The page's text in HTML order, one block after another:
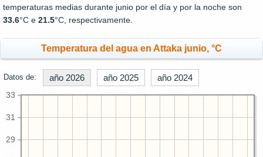
temperaturas medias durante junio por el día y por la noche son
33.6°C e 21.5°C, respectivamente.
Temperatura del agua en Attaka junio, °C
Datos de: año 2026 año 2025 año 2024
29
31
33